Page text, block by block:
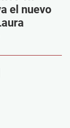
el nuevo